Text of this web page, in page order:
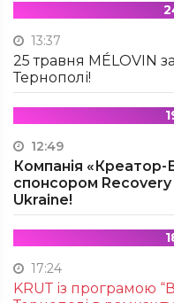
13:37
25 травня MÉLOVIN
Тернополі!
12:49
Компанія
спонсором
Ukraine!
17:24
KRUТ із програмою